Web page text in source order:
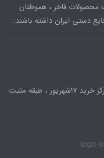
محصولات فاخر ، هموطنان
دستی ایران داشته باشند.
مشهد ، میدان ۱۷شهریور ، مرکز خرید ۱۷شهریور ، طبقه مثبت